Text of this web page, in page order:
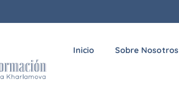
Inicio Sobre Nosotros